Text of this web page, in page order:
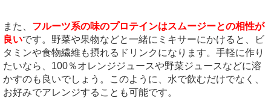
また、 フルーツ系の味のプロテインはスムージーとの相性が
良いです。野菜や果物などと一緒にミキサーにかけると、ビ
タミンや食物繊維も摂れるドリンクになります。手軽に作り
たいなら、100％オレンジジュースや野菜ジュースなどに溶
かすのも良いでしょう。このように、水で飲むだけでなく、
お好みでアレンジすることも可能です。